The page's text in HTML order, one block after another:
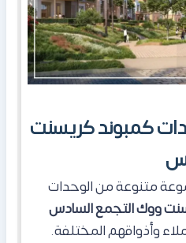
كمبوند كريسنت
متنوعة من الوحدات
ووك التجمع السادس
وأذواقهم المختلفة.